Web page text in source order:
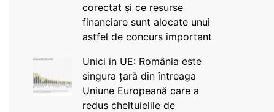
corectat și ce resurse
financiare sunt alocate unui
astfel de concurs important
Unici în UE: România este
singura țară din întreaga
Uniune Europeană care a
redus cheltuielile de